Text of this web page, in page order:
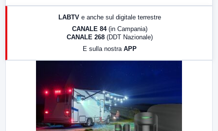
LABTV e anche sul digitale terrestre
CANALE 84 (in Campania)
CANALE 268 (DDT Nazionale)
E sulla nostra APP